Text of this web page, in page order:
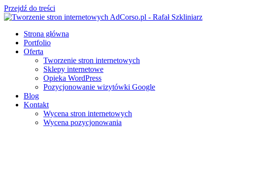
Przejdź do treści
Strona główna
Portfolio
Oferta
Tworzenie stron internetowych
Sklepy internetowe
Opieka WordPress
Pozycjonowanie wizytówki Google
Blog
Kontakt
Wycena stron internetowych
Wycena pozycjonowania